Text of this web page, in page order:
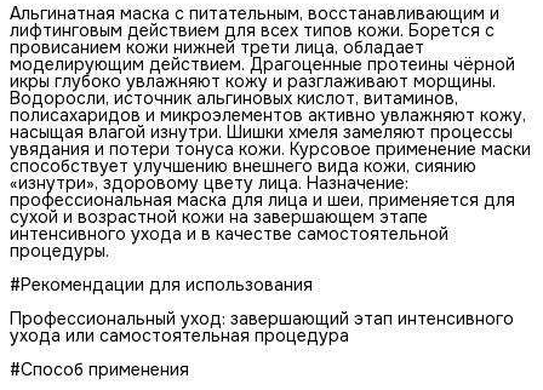
Альгинатная маска с питательным, восстанавливающим и
лифтинговым действием для всех типов кожи. Борется с
провисанием кожи нижней трети лица, обладает
моделирующим действием. Драгоценные протеины чёрной
икры глубоко увлажняют кожу и разглаживают морщины.
Водоросли, источник альгиновых кислот, витаминов,
полисахаридов и микроэлементов активно увлажняют кожу,
насыщая влагой изнутри. Шишки хмеля замеляют процессы
увядания и потери тонуса кожи. Курсовое применение маски
способствует улучшению внешнего вида кожи, сиянию
«изнутри», здоровому цвету лица. Назначение:
профессиональная маска для лица и шеи, применяется для
сухой и возрастной кожи на завершающем этапе
интенсивного ухода и в качестве самостоятельной
процедуры.
#Рекомендации для использования
Профессиональный уход: завершающий этап интенсивного
ухода или самостоятельная процедура
#Способ применения